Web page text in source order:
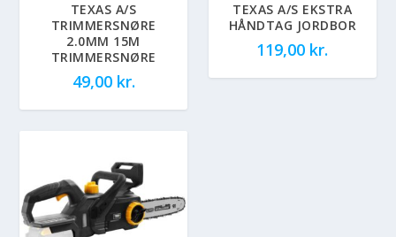
TEXAS A/S
TRIMMERSNØRE
2.0MM 15M
TRIMMERSNØRE
49,00 kr.
TEXAS A/S EKSTRA
HÅNDTAG JORDBOR
119,00 kr.